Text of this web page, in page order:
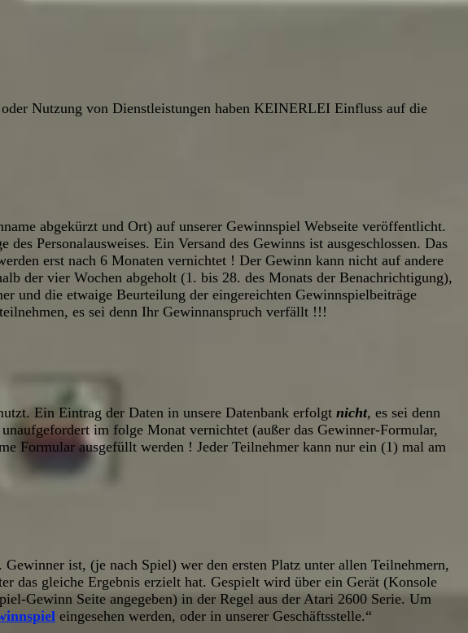
Nutzung von Dienstleistungen haben KEINERLEI Einfluss auf die
abgekürzt und Ort) auf unserer Gewinnspiel Webseite veröffentlicht.
Personalausweises. Ein Versand des Gewinns ist ausgeschlossen. Das
erst nach 6 Monaten vernichtet ! Der Gewinn kann nicht auf andere
der vier Wochen abgeholt (1. bis 28. des Monats der Benachrichtigung),
und die etwaige Beurteilung der eingereichten Gewinnspielbeiträge
es sei denn Ihr Gewinnanspruch verfällt !!!
Ein Eintrag der Daten in unsere Datenbank erfolgt nicht, es sei denn
im folge Monat vernichtet (außer das Gewinner-Formular,
Formular ausgefüllt werden ! Jeder Teilnehmer kann nur ein (1) mal am
ist, (je nach Spiel) wer den ersten Platz unter allen Teilnehmern,
das gleiche Ergebnis erzielt hat. Gespielt wird über ein Gerät (Konsole
Gewinn Seite angegeben) in der Regel aus der Atari 2600 Serie. Um
eingesehen werden, oder in unserer Geschäftsstelle.“